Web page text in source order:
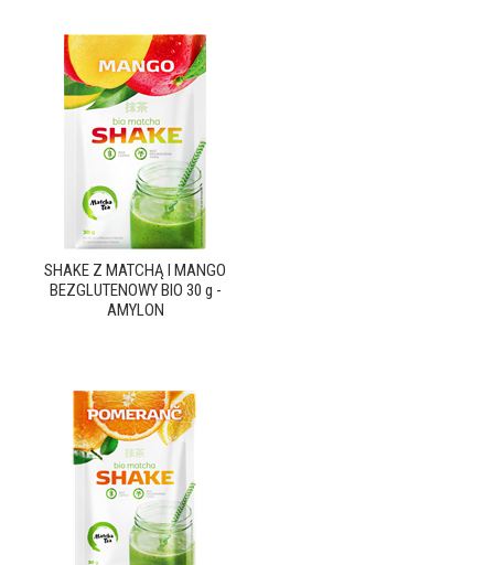
SHAKE Z MATCHĄ I MANGO
BEZGLUTENOWY BIO 30 g -
AMYLON